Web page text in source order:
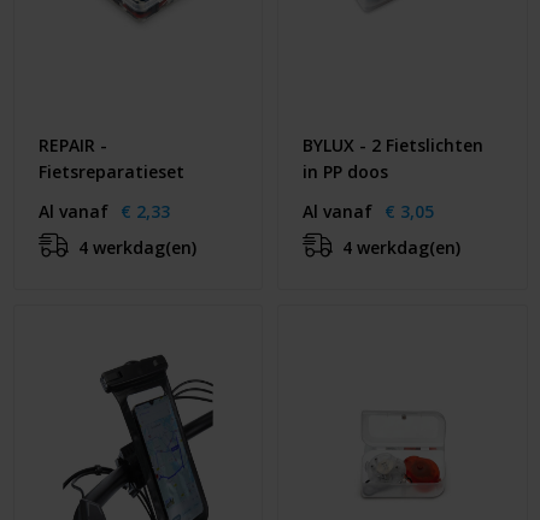
REPAIR -
Fietsreparatieset
Al vanaf € 2,33
4 werkdag(en)
BYLUX - 2 Fietslichten
in PP doos
Al vanaf € 3,05
4 werkdag(en)